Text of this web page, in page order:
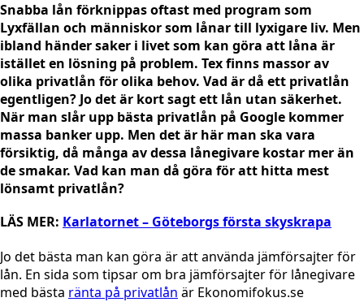
Snabba lån förknippas oftast med program som
Lyxfällan och människor som lånar till lyxigare liv. Men
ibland händer saker i livet som kan göra att låna är
istället en lösning på problem. Tex finns massor av
olika privatlån för olika behov. Vad är då ett privatlån
egentligen? Jo det är kort sagt ett lån utan säkerhet.
När man slår upp bästa privatlån på Google kommer
massa banker upp. Men det är här man ska vara
försiktig, då många av dessa lånegivare kostar mer än
de smakar. Vad kan man då göra för att hitta mest
lönsamt privatlån?
LÄS MER: Karlatornet – Göteborgs första skyskrapa
Jo det bästa man kan göra är att använda jämförsajter för
lån. En sida som tipsar om bra jämförsajter för lånegivare
med bästa ränta på privatlån är Ekonomifokus.se